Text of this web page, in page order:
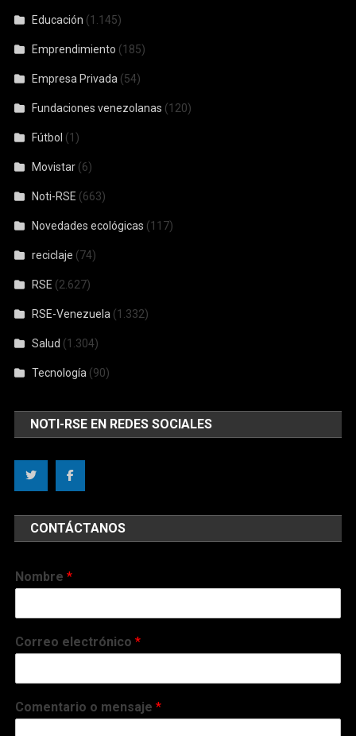
Educación (1.145)
Emprendimiento (185)
Empresa Privada (54)
Fundaciones venezolanas (120)
Fútbol (1)
Movistar (6)
Noti-RSE (663)
Novedades ecológicas (117)
reciclaje (74)
RSE (2.627)
RSE-Venezuela (1.332)
Salud (1.304)
Tecnología (90)
NOTI-RSE EN REDES SOCIALES
CONTÁCTANOS
Nombre*
Correo electrónico*
Comentario o mensaje*